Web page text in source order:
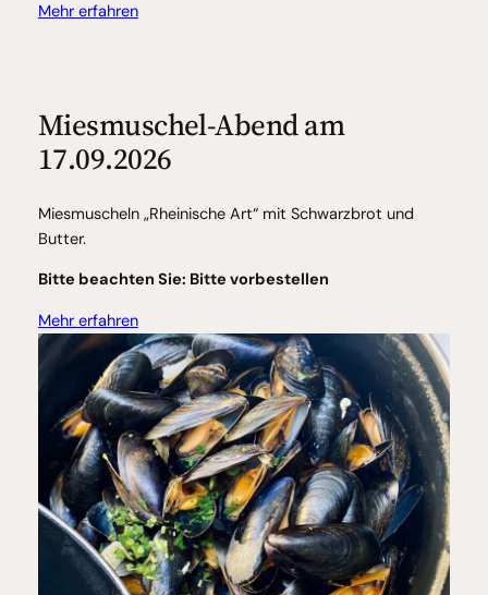
Mehr erfahren
Miesmuschel-Abend am
17.09.2026
Miesmuscheln „Rheinische Art“ mit Schwarzbrot und
Butter.
Bitte beachten Sie: Bitte vorbestellen
Mehr erfahren